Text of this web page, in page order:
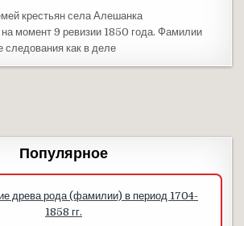
крестьян села Алешанка
момент 9 ревизии 1850 года. Фамилии
следования как в деле
Популярное
древа рода (фамилии) в период 1704-
1858 гг.